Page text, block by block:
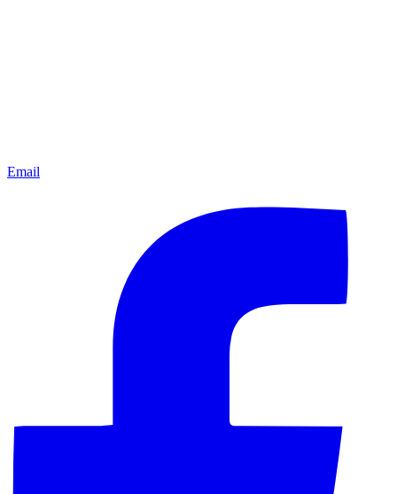
Email